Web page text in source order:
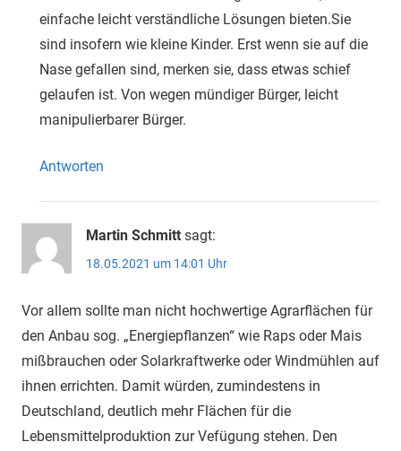
einfache leicht verständliche Lösungen bieten.Sie
sind insofern wie kleine Kinder. Erst wenn sie auf die
Nase gefallen sind, merken sie, dass etwas schief
gelaufen ist. Von wegen mündiger Bürger, leicht
manipulierbarer Bürger.
Antworten
Martin Schmitt sagt:
18.05.2021 um 14:01 Uhr
Vor allem sollte man nicht hochwertige Agrarflächen für
den Anbau sog. „Energiepflanzen“ wie Raps oder Mais
mißbrauchen oder Solarkraftwerke oder Windmühlen auf
ihnen errichten. Damit würden, zumindestens in
Deutschland, deutlich mehr Flächen für die
Lebensmittelproduktion zur Vefügung stehen. Den